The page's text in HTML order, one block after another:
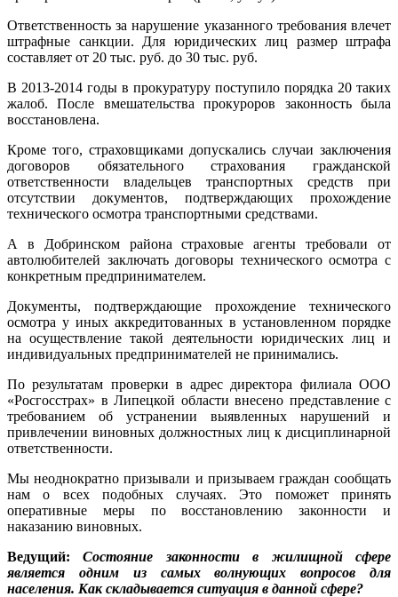
Ответственность за нарушение указанного требования влечет
штрафные санкции. Для юридических лиц размер штрафа
составляет от 20 тыс. руб. до 30 тыс. руб.
В 2013-2014 годы в прокуратуру поступило порядка 20 таких
жалоб. После вмешательства прокуроров законность была
восстановлена.
Кроме того, страховщиками допускались случаи заключения
договоров обязательного страхования гражданской
ответственности владельцев транспортных средств при
отсутствии документов, подтверждающих прохождение
технического осмотра транспортными средствами.
А в Добринском района страховые агенты требовали от
автолюбителей заключать договоры технического осмотра с
конкретным предпринимателем.
Документы, подтверждающие прохождение технического
осмотра у иных аккредитованных в установленном порядке
на осуществление такой деятельности юридических лиц и
индивидуальных предпринимателей не принимались.
По результатам проверки в адрес директора филиала ООО
«Росгосстрах» в Липецкой области внесено представление с
требованием об устранении выявленных нарушений и
привлечении виновных должностных лиц к дисциплинарной
ответственности.
Мы неоднократно призывали и призываем граждан сообщать
нам о всех подобных случаях. Это поможет принять
оперативные меры по восстановлению законности и
наказанию виновных.
Ведущий:Состояние законности в жилищной сфере
является одним из самых волнующих вопросов для
населения. Как складывается ситуация в данной сфере?